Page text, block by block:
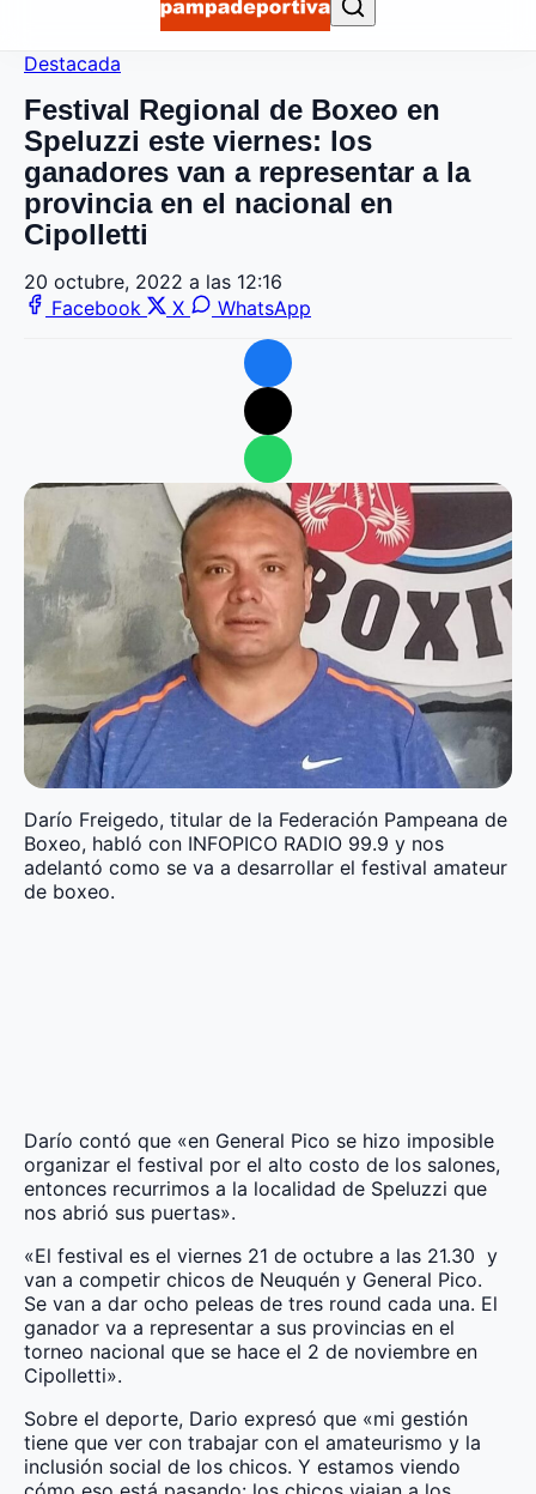
Destacada
Festival Regional de Boxeo en
Speluzzi este viernes: los
ganadores van a representar a la
provincia en el nacional en
Cipolletti
20 octubre, 2022 a las 12:16
Facebook
X WhatsApp
Darío Freigedo, titular de la Federación Pampeana de
Boxeo, habló con INFOPICO RADIO 99.9 y nos
adelantó como se va a desarrollar el festival amateur
de boxeo.
Darío contó que «en General Pico se hizo imposible
organizar el festival por el alto costo de los salones,
entonces recurrimos a la localidad de Speluzzi que
nos abrió sus puertas».
«El festival es el viernes 21 de octubre a las 21.30 y
van a competir chicos de Neuquén y General Pico.
Se van a dar ocho peleas de tres round cada una. El
ganador va a representar a sus provincias en el
torneo nacional que se hace el 2 de noviembre en
Cipolletti».
Sobre el deporte, Dario expresó que «mi gestión
tiene que ver con trabajar con el amateurismo y la
inclusión social de los chicos. Y estamos viendo